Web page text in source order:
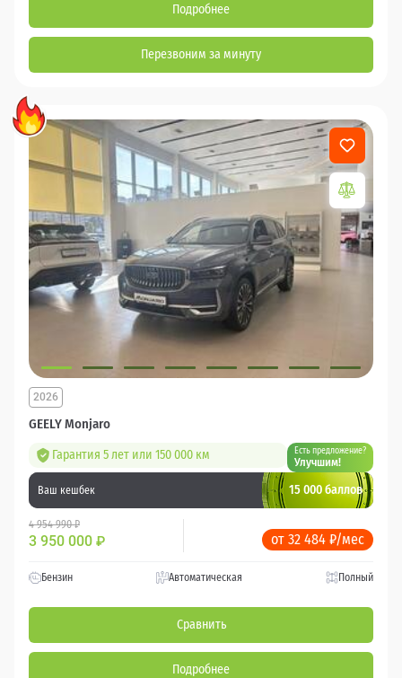
Подробнее
Перезвоним за минуту
GEELY Monjaro
2026
Гарантия 5 лет или 150 000 км Есть предложение?
Улучшим!
Ваш кешбек 15 000 баллов
4 954 990 ₽
3 950 000 ₽ от 32 484 ₽/мес
Бензин Автоматическая Полный
Сравнить
Подробнее